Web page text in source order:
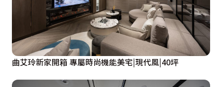
曲艾玲新家開箱 專屬時尚機能美宅|現代風|40坪